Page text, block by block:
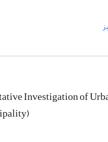
Investigation of